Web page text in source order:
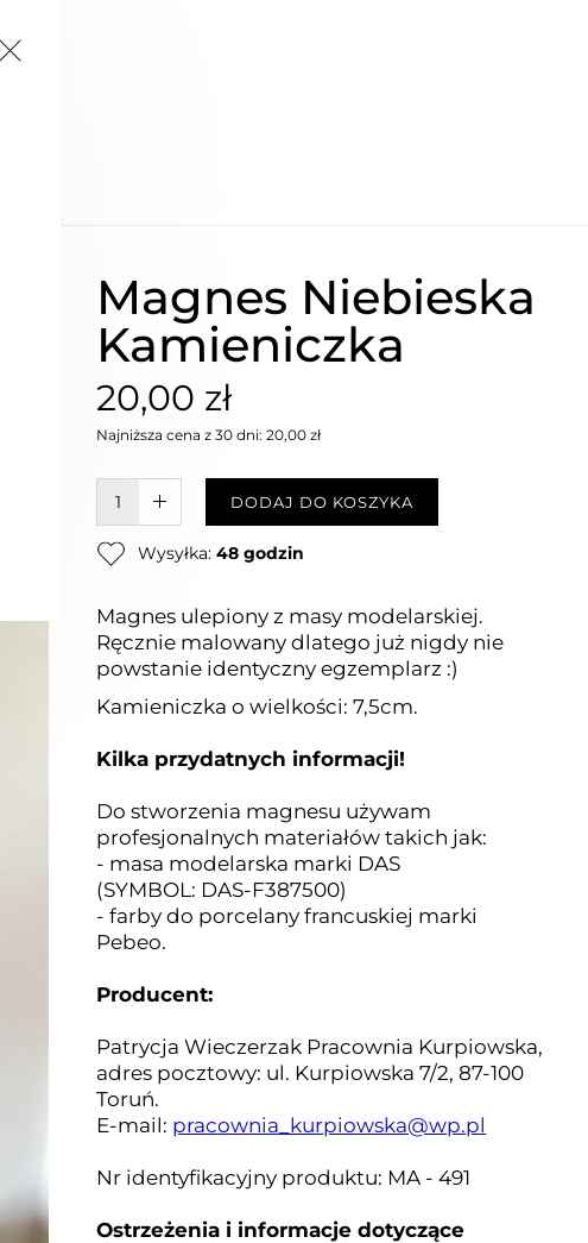
Magnes Niebieska
Kamieniczka
20,00 zł
Najniższa cena z 30 dni: 20,00 zł
W KOSZYKU :)DODAJ DO KOSZYKA
Wysyłka:48 godzin
Magnes ulepiony z masy modelarskiej.
Ręcznie malowany dlatego już nigdy nie
powstanie identyczny egzemplarz :)
Kamieniczka o wielkości: 7,5cm.
Kilka przydatnych informacji!
Do stworzenia magnesu używam
profesjonalnych materiałów takich jak:
- masa modelarska marki DAS
(SYMBOL: DAS-F387500)
- farby do porcelany francuskiej marki
Pebeo.
Producent:
Patrycja Wieczerzak Pracownia Kurpiowska,
adres pocztowy: ul. Kurpiowska 7/2, 87-100
Toruń.
E-mail: pracownia_kurpiowska@wp.pl
Nr identyfikacyjny produktu: MA - 491
Ostrzeżenia i informacje dotyczące